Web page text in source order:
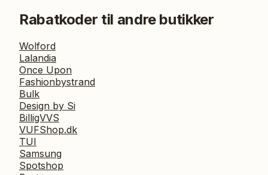
Rabatkoder til andre butikker
Wolford
Lalandia
Once Upon
Fashionbystrand
Bulk
Design by Si
BilligVVS
VUFShop.dk
TUI
Samsung
Spotshop